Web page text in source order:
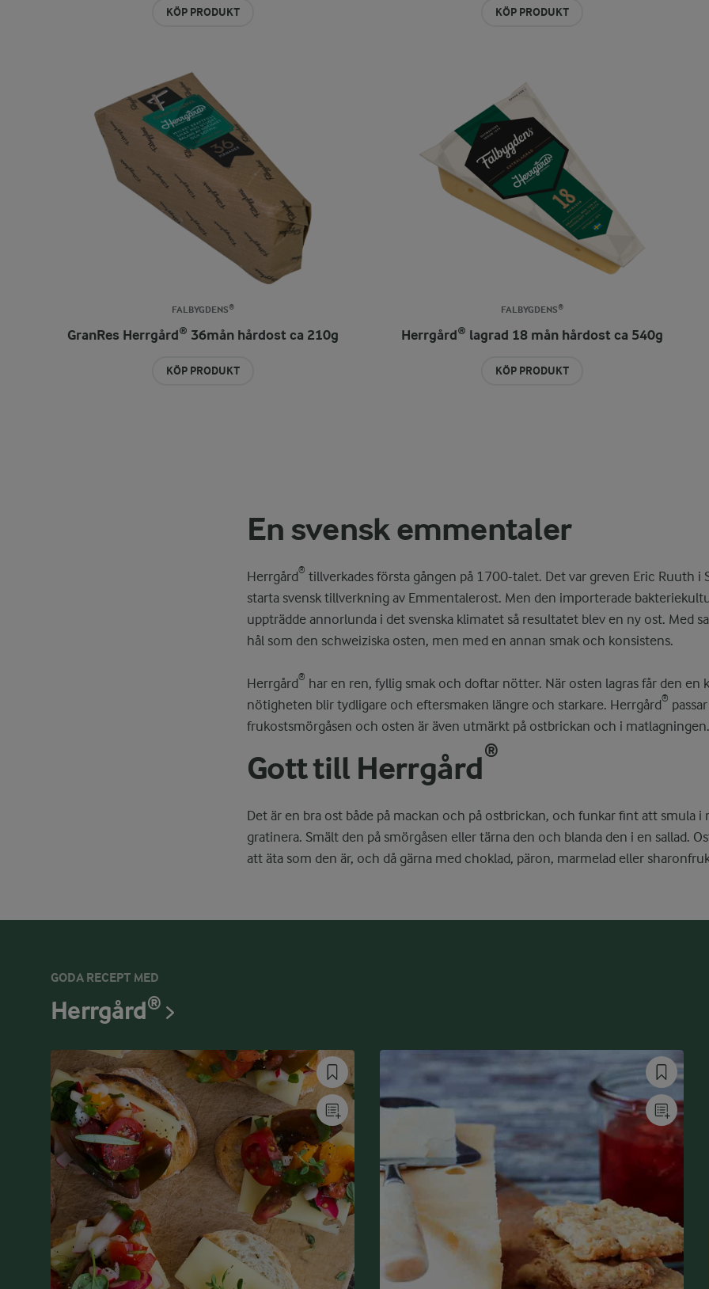
KÖP PRODUKT KÖP PRODUKT
FALBYGDENS®
GranRes Herrgård® 36mån hårdost ca 210g
KÖP PRODUKT
FALBYGDENS®
Herrgård® lagrad 18 mån hårdost ca 540g
KÖP PRODUKT
En svensk emmentaler
Herrgård® tillverkades första gången på 1700-talet. Det var greven Eric Ruuth i
starta svensk tillverkning av Emmentalerost. Men den importerade
uppträdde annorlunda i det svenska klimatet så resultatet blev en ny ost. Med
hål som den schweiziska osten, men med en annan smak och konsistens.
Herrgård® har en ren, fyllig smak och doftar nötter. När osten lagras får den en
nötigheten blir tydligare och eftersmaken längre och starkare. Herrgård®
frukostsmörgåsen och osten är även utmärkt på ostbrickan och i matlagningen.
Gott till Herrgård®
Det är en bra ost både på mackan och på ostbrickan, och funkar fint att smula i
gratinera. Smält den på smörgåsen eller tärna den och blanda den i en sallad.
att äta som den är, och då gärna med choklad, päron, marmelad eller
GODA RECEPT MED
Herrgård®